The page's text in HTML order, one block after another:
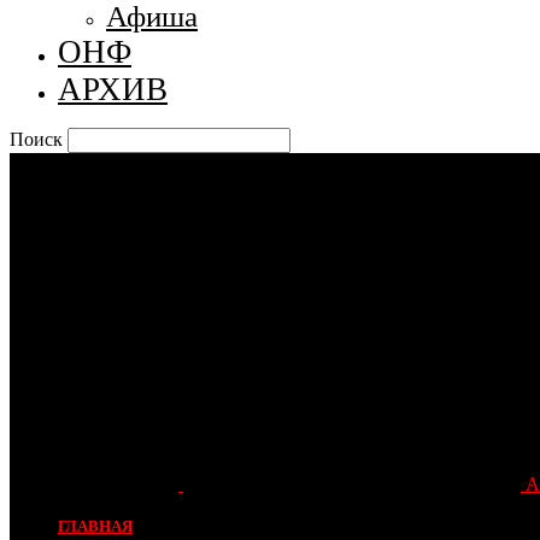
Афиша
ОНФ
АРХИВ
Поиск
ГЛАВНАЯ